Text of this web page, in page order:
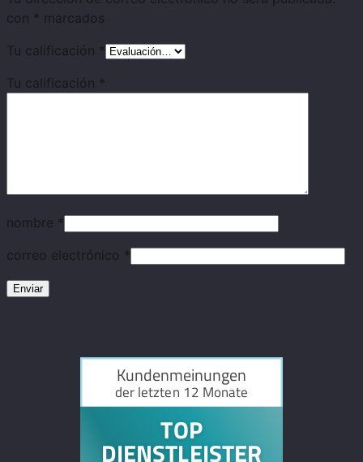
con * marcados
Tu calificación *
Tu calificación *
nombre *
correo electrónico *